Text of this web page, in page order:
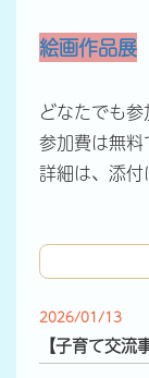
絵画作品展
どなたでも参
参加費は無
詳細は、添付
2026/01/13
【子育て交